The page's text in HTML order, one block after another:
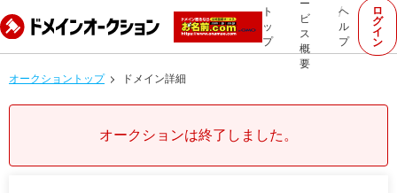
ト
ッ
プ
ー
ビ
ス
概
要
ヘ
ル
プ
ロ
グ
イ
ン
オークショントップ ドメイン詳細
オークションは終了しました。